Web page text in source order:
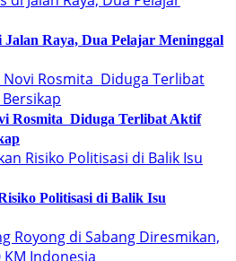
Raya, Dua Pelajar Meninggal
Rosmita Diduga Terlibat Aktif
Politisasi di Balik Isu